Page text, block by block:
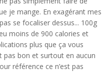
je mange. En exagérant mes
se focaliser dessus... 100g
moins de 900 calories et
plus que ça vous
pas bon et surtout en aucun
référence ce n’est pas